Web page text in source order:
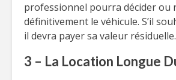
professionnel pourra décider ou
définitivement le véhicule. S’il
il devra payer sa valeur résiduelle.
3 – La Location Longue